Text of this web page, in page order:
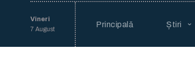
Vineri
7 August
Principală Știri